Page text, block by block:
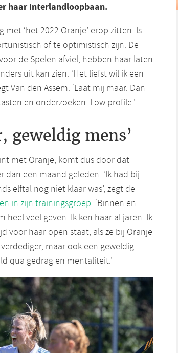
haar interlandloopbaan.
‘het 2022 Oranje’ erop zitten. Is
of te optimistisch zijn. De
de Spelen afviel, hebben haar laten
uit kan zien. ‘Het liefst wil ik een
Van den Assem. ‘Laat mij maar. Dan
en onderzoeken. Low profile.’
geweldig mens’
met Oranje, komt dus door dat
een maand geleden. ‘Ik had bij
elftal nog niet klaar was’, zegt de
in zijn trainingsgroep. ‘Binnen en
veel geven. Ik ken haar al jaren. Ik
voor haar open staat, als ze bij Oranje
maar ook een geweldig
qua gedrag en mentaliteit.’